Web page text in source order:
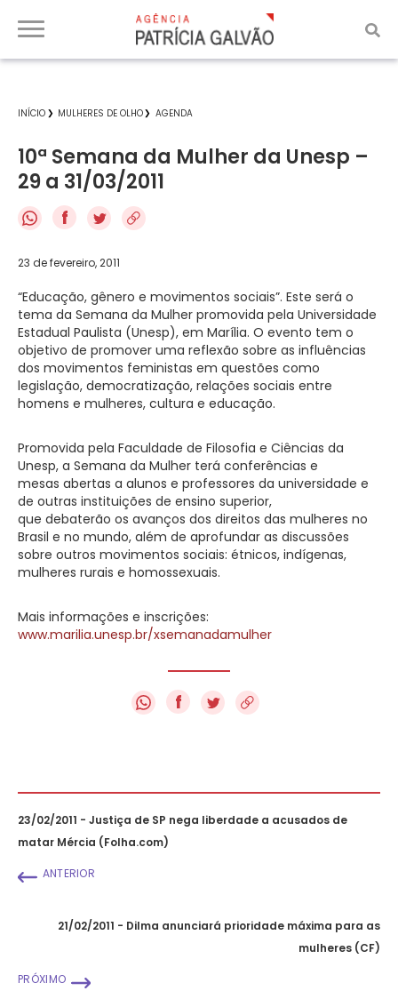
INÍCIO MULHERES DE OLHO AGENDA
10ª Semana da Mulher da Unesp –
29 a 31/03/2011
f
23 de fevereiro, 2011
“Educação, gênero e movimentos sociais”. Este será o
tema da Semana da Mulher promovida pela Universidade
Estadual Paulista (Unesp), em Marília. O evento tem o
objetivo de promover uma reflexão sobre as influências
dos movimentos feministas em questões como
legislação, democratização, relações sociais entre
homens e mulheres, cultura e educação.
Promovida pela Faculdade de Filosofia e Ciências da
Unesp, a Semana da Mulher terá conferências e
mesas abertas a alunos e professores da universidade e
de outras instituições de ensino superior,
que debaterão os avanços dos direitos das mulheres no
Brasil e no mundo, além de aprofundar as discussões
sobre outros movimentos sociais: étnicos, indígenas,
mulheres rurais e homossexuais.
Mais informações e inscrições:
www.marilia.unesp.br/xsemanadamulher
f
23/02/2011 - Justiça de SP nega liberdade a acusados de
matar Mércia (Folha.com)
ANTERIOR
21/02/2011 - Dilma anunciará prioridade máxima para as
mulheres (CF)
PRÓXIMO